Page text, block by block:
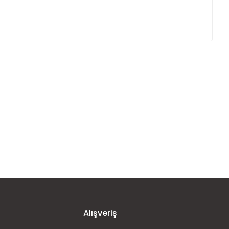
Alışveriş